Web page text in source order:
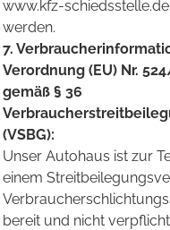
www.kfz-
werden.
7.
Verordnung (EU) Nr.
gemäß § 36
(VSBG):
Unser Autohaus ist zur
einem
bereit und nicht